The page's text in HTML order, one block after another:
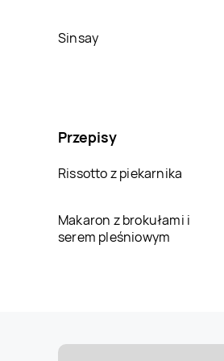
Sinsay
Przepisy
Rissotto z piekarnika
Makaron z brokułami i
serem pleśniowym